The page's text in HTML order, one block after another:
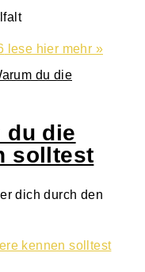
lese hier mehr »
du die
solltest
dich durch den
kennen solltest